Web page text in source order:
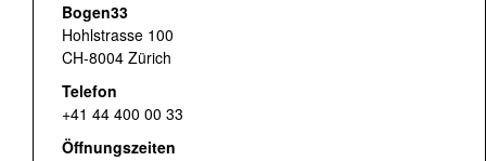
Bogen33
Hohlstrasse 100
CH-8004 Zürich
Telefon
+41 44 400 00 33
Öffnungszeiten